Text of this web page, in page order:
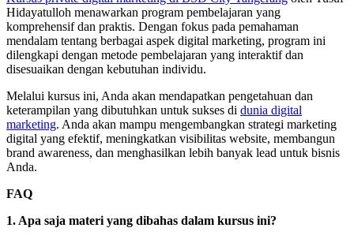
Hidayatulloh menawarkan program pembelajaran yang
komprehensif dan praktis. Dengan fokus pada pemahaman
mendalam tentang berbagai aspek digital marketing, program ini
dilengkapi dengan metode pembelajaran yang interaktif dan
disesuaikan dengan kebutuhan individu.
Melalui kursus ini, Anda akan mendapatkan pengetahuan dan
keterampilan yang dibutuhkan untuk sukses di dunia digital
marketing. Anda akan mampu mengembangkan strategi marketing
digital yang efektif, meningkatkan visibilitas website, membangun
brand awareness, dan menghasilkan lebih banyak lead untuk bisnis
Anda.
FAQ
1. Apa saja materi yang dibahas dalam kursus ini?